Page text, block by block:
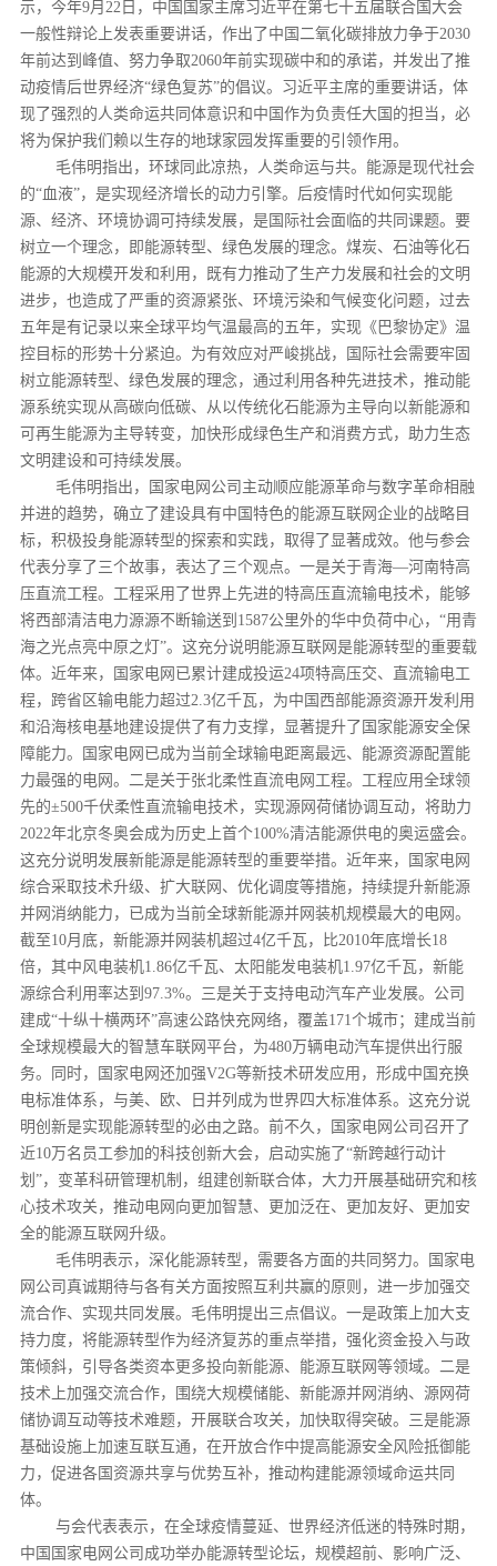
示，今年9月22日，中国国家主席习近平在第七十五届联合国大会
一般性辩论上发表重要讲话，作出了中国二氧化碳排放力争于2030
年前达到峰值、努力争取2060年前实现碳中和的承诺，并发出了推
动疫情后世界经济“绿色复苏”的倡议。习近平主席的重要讲话，体
现了强烈的人类命运共同体意识和中国作为负责任大国的担当，必
将为保护我们赖以生存的地球家园发挥重要的引领作用。
毛伟明指出，环球同此凉热，人类命运与共。能源是现代社会
的“血液”，是实现经济增长的动力引擎。后疫情时代如何实现能
源、经济、环境协调可持续发展，是国际社会面临的共同课题。要
树立一个理念，即能源转型、绿色发展的理念。煤炭、石油等化石
能源的大规模开发和利用，既有力推动了生产力发展和社会的文明
进步，也造成了严重的资源紧张、环境污染和气候变化问题，过去
五年是有记录以来全球平均气温最高的五年，实现《巴黎协定》温
控目标的形势十分紧迫。为有效应对严峻挑战，国际社会需要牢固
树立能源转型、绿色发展的理念，通过利用各种先进技术，推动能
源系统实现从高碳向低碳、从以传统化石能源为主导向以新能源和
可再生能源为主导转变，加快形成绿色生产和消费方式，助力生态
文明建设和可持续发展。
毛伟明指出，国家电网公司主动顺应能源革命与数字革命相融
并进的趋势，确立了建设具有中国特色的能源互联网企业的战略目
标，积极投身能源转型的探索和实践，取得了显著成效。他与参会
代表分享了三个故事，表达了三个观点。一是关于青海—河南特高
压直流工程。工程采用了世界上先进的特高压直流输电技术，能够
将西部清洁电力源源不断输送到1587公里外的华中负荷中心，“用青
海之光点亮中原之灯”。这充分说明能源互联网是能源转型的重要载
体。近年来，国家电网已累计建成投运24项特高压交、直流输电工
程，跨省区输电能力超过2.3亿千瓦，为中国西部能源资源开发利用
和沿海核电基地建设提供了有力支撑，显著提升了国家能源安全保
障能力。国家电网已成为当前全球输电距离最远、能源资源配置能
力最强的电网。二是关于张北柔性直流电网工程。工程应用全球领
先的±500千伏柔性直流输电技术，实现源网荷储协调互动，将助力
2022年北京冬奥会成为历史上首个100%清洁能源供电的奥运盛会。
这充分说明发展新能源是能源转型的重要举措。近年来，国家电网
综合采取技术升级、扩大联网、优化调度等措施，持续提升新能源
并网消纳能力，已成为当前全球新能源并网装机规模最大的电网。
截至10月底，新能源并网装机超过4亿千瓦，比2010年底增长18
倍，其中风电装机1.86亿千瓦、太阳能发电装机1.97亿千瓦，新能
源综合利用率达到97.3%。三是关于支持电动汽车产业发展。公司
建成“十纵十横两环”高速公路快充网络，覆盖171个城市；建成当前
全球规模最大的智慧车联网平台，为480万辆电动汽车提供出行服
务。同时，国家电网还加强V2G等新技术研发应用，形成中国充换
电标准体系，与美、欧、日并列成为世界四大标准体系。这充分说
明创新是实现能源转型的必由之路。前不久，国家电网公司召开了
近10万名员工参加的科技创新大会，启动实施了“新跨越行动计
划”，变革科研管理机制，组建创新联合体，大力开展基础研究和核
心技术攻关，推动电网向更加智慧、更加泛在、更加友好、更加安
全的能源互联网升级。
毛伟明表示，深化能源转型，需要各方面的共同努力。国家电
网公司真诚期待与各有关方面按照互利共赢的原则，进一步加强交
流合作、实现共同发展。毛伟明提出三点倡议。一是政策上加大支
持力度，将能源转型作为经济复苏的重点举措，强化资金投入与政
策倾斜，引导各类资本更多投向新能源、能源互联网等领域。二是
技术上加强交流合作，围绕大规模储能、新能源并网消纳、源网荷
储协调互动等技术难题，开展联合攻关，加快取得突破。三是能源
基础设施上加速互联互通，在开放合作中提高能源安全风险抵御能
力，促进各国资源共享与优势互补，推动构建能源领域命运共同
体。
与会代表表示，在全球疫情蔓延、世界经济低迷的特殊时期，
中国国家电网公司成功举办能源转型论坛，规模超前、影响广泛、